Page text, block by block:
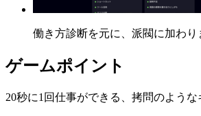
働き方診断を元に、派閥に加わり
ゲームポイント
20秒に1回仕事ができる、拷問のような